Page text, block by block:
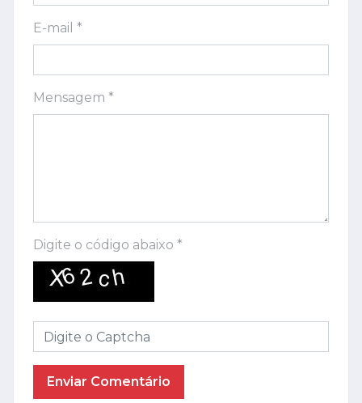
E-mail *
Mensagem *
Digite o código abaixo *